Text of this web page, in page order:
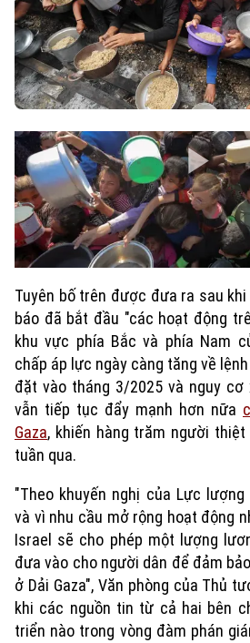
Xu hướng
Tuyên bố trên được đưa ra sau
báo đã bắt đầu "các hoạt động
khu vực phía Bắc và phía Nam
chấp áp lực ngày càng tăng về
đặt vào tháng 3/2025 và nguy cơ
vẫn tiếp tục đẩy mạnh hơn nữa
Gaza, khiến hàng trăm người
tuần qua.
"Theo khuyến nghị của Lực lượng
và vì nhu cầu mở rộng hoạt động
Israel sẽ cho phép một lượng
đưa vào cho người dân để đảm
ở Dải Gaza", Văn phòng của Thủ
khi các nguồn tin từ cả hai bên
triển nào trong vòng đàm phán